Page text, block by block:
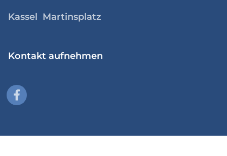
Kassel Martinsplatz
Kontakt aufnehmen